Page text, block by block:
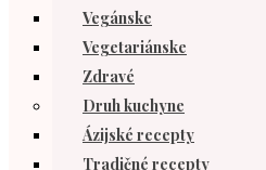
Vegánske
Vegetariánske
Zdravé
Druh kuchyne
Ázijské recepty
Tradičné recepty